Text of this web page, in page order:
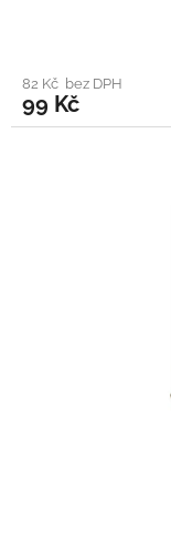
82 Kč bez DPH
99 Kč